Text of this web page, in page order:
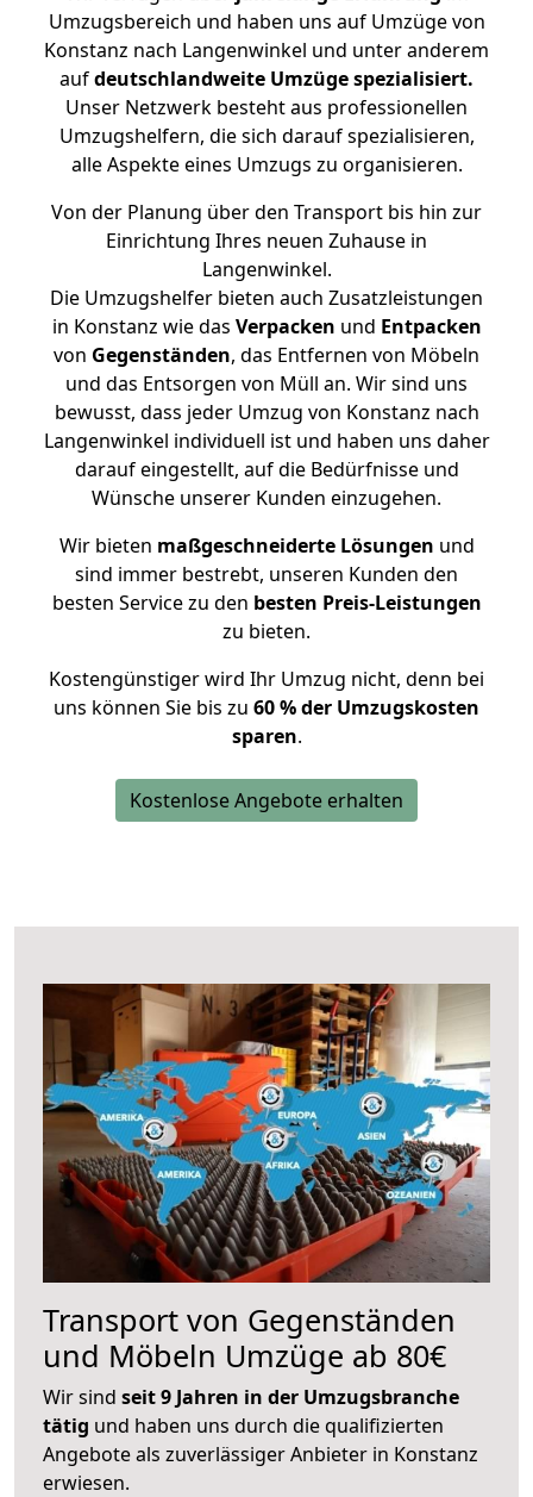
Umzugsbereich und haben uns auf Umzüge von
Konstanz nach Langenwinkel und unter anderem
aufdeutschlandweite Umzüge spezialisiert.
Unser Netzwerk besteht aus professionellen
Umzugshelfern, die sich darauf spezialisieren,
alle Aspekte eines Umzugs zu organisieren.
Von der Planung über den Transport bis hin zur
Einrichtung Ihres neuen Zuhause in
Langenwinkel.
Die Umzugshelfer bieten auch Zusatzleistungen
in Konstanz wie das Verpacken und Entpacken
von Gegenständen, das Entfernen von Möbeln
und das Entsorgen von Müll an. Wir sind uns
bewusst, dass jeder Umzug von Konstanz nach
Langenwinkel individuell ist und haben uns daher
darauf eingestellt, auf die Bedürfnisse und
Wünsche unserer Kunden einzugehen.
Wir bieten maßgeschneiderte Lösungen und
sind immer bestrebt, unseren Kunden den
besten Service zu den besten Preis-Leistungen
zu bieten.
Kostengünstiger wird Ihr Umzug nicht, denn bei
uns können Sie bis zu 60 % der Umzugskosten
sparen.
Kostenlose Angebote erhalten
Transport von Gegenständen
und Möbeln Umzüge ab 80€
Wir sind seit 9 Jahren in der Umzugsbranche
tätig und haben uns durch die qualifizierten
Angebote als zuverlässiger Anbieter in Konstanz
erwiesen.